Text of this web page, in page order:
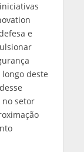
e
deste
no setor